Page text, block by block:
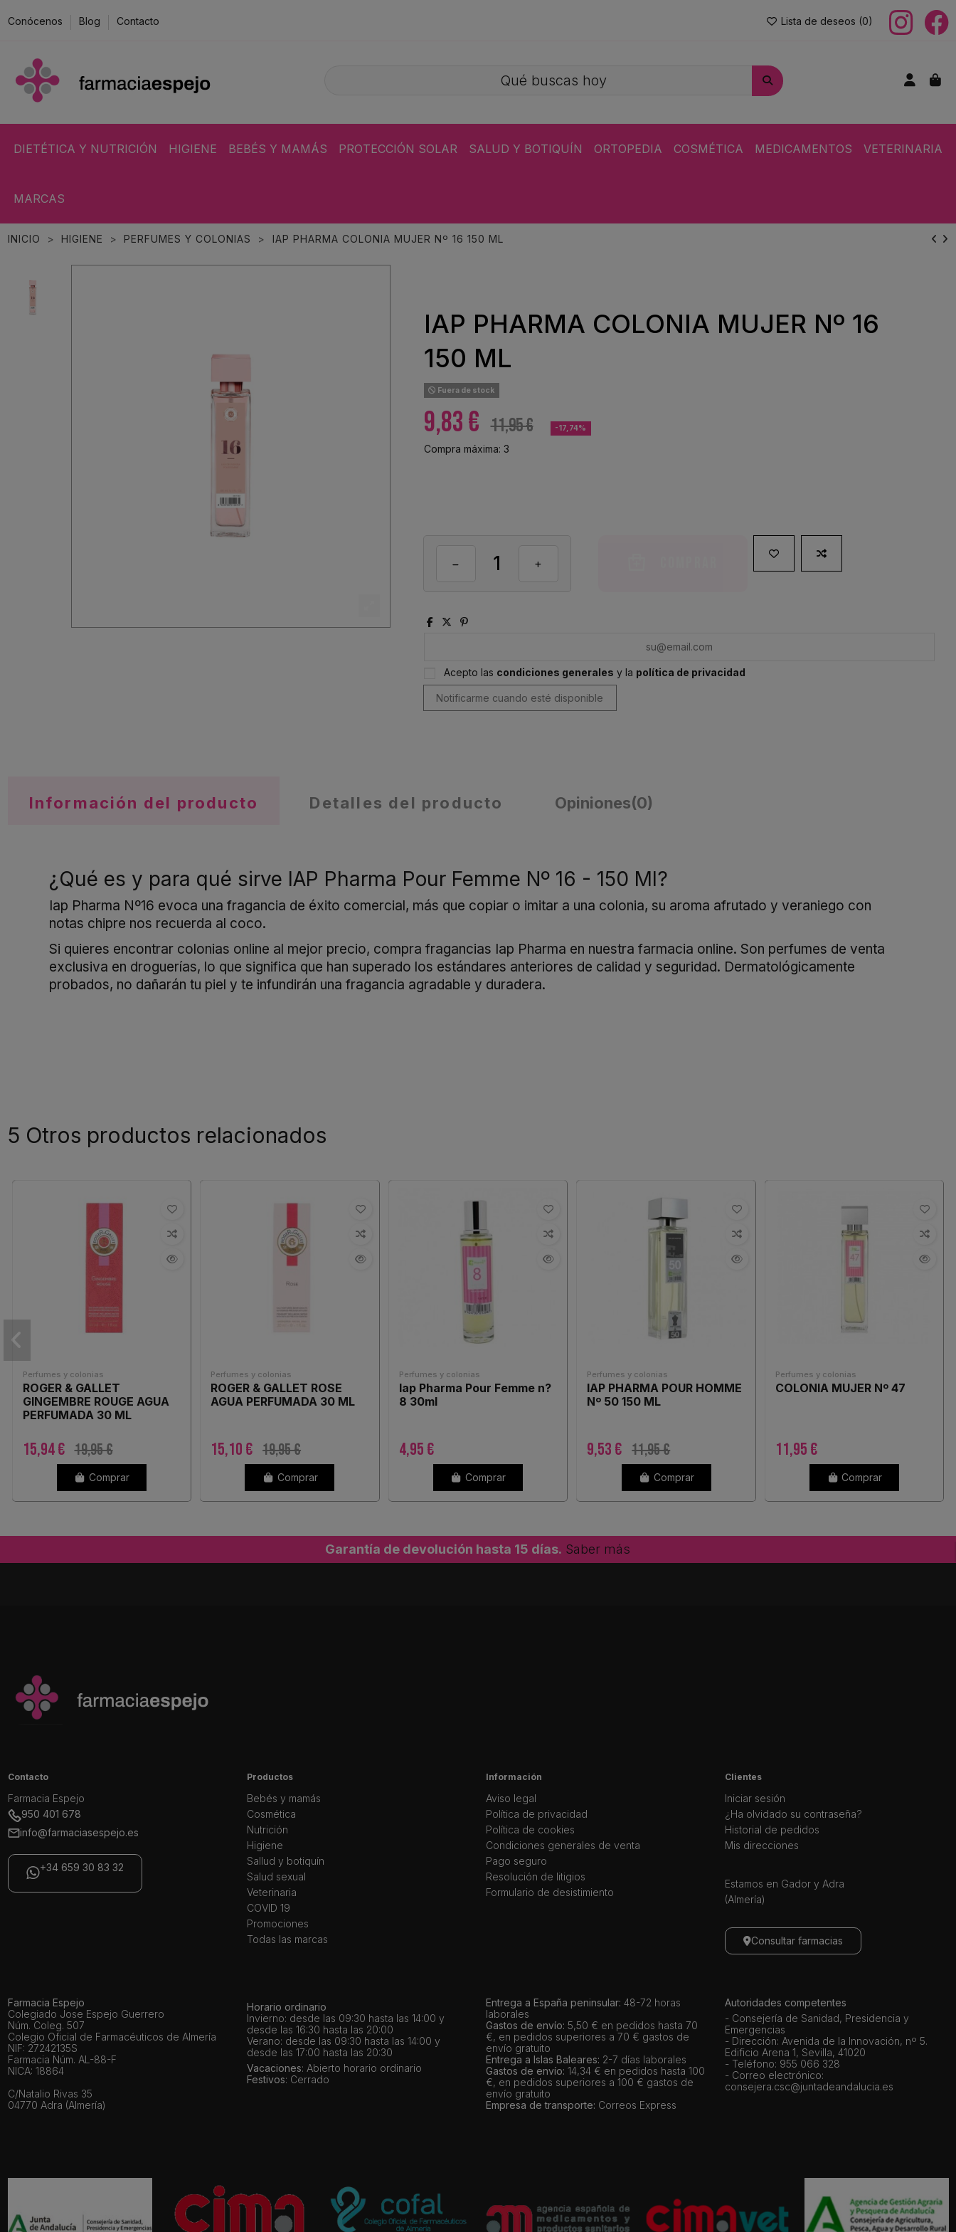
Conócenos Blog Contacto Lista de deseos (0)
DIETÉTICA Y NUTRICIÓN HIGIENE BEBÉS Y MAMÁS PROTECCIÓN SOLAR SALUD Y BOTIQUÍN ORTOPEDIA COSMÉTICA MEDICAMENTOS VETERINARIA
MARCAS
INICIO HIGIENE PERFUMES Y COLONIAS IAP PHARMA COLONIA MUJER Nº 16 150 ML
IAP PHARMA COLONIA MUJER Nº 16
150 ML
Fuera de stock
9,83 € 11,95 € -17,74%
Compra máxima: 3
Acepto las condiciones generales y la política de privacidad
Información del producto Detalles del producto Opiniones(0)
¿Qué es y para qué sirve IAP Pharma Pour Femme Nº 16 - 150 Ml?
Iap Pharma Nº16 evoca una fragancia de éxito comercial, más que copiar o imitar a una colonia, su aroma afrutado y veraniego con
notas chipre nos recuerda al coco.
Si quieres encontrar colonias online al mejor precio, compra fragancias Iap Pharma en nuestra farmacia online. Son perfumes de venta
exclusiva en droguerías, lo que significa que han superado los estándares anteriores de calidad y seguridad. Dermatológicamente
probados, no dañarán tu piel y te infundirán una fragancia agradable y duradera.
5 Otros productos relacionados
Perfumes y colonias
ROGER & GALLET
GINGEMBRE ROUGE AGUA
PERFUMADA 30 ML
15,94 € 19,95 €
Comprar
Perfumes y colonias
ROGER & GALLET ROSE
AGUA PERFUMADA 30 ML
15,10 € 19,95 €
Comprar
Perfumes y colonias
Iap Pharma Pour Femme n?
8 30ml
4,95 €
Comprar
Perfumes y colonias
IAP PHARMA POUR HOMME
Nº 50 150 ML
9,53 € 11,95 €
Comprar
Perfumes y colonias
COLONIA MUJER Nº 47
11,95 €
Comprar
Garantía de devolución hasta 15 días. Saber más
Contacto
Farmacia Espejo
950 401 678
info@farmaciasespejo.es
+34 659 30 83 32
Productos
Bebés y mamás
Cosmética
Nutrición
Higiene
Sallud y botiquín
Salud sexual
Veterinaria
COVID 19
Promociones
Todas las marcas
Información
Aviso legal
Política de privacidad
Política de cookies
Condiciones generales de venta
Pago seguro
Resolución de litigios
Formulario de desistimiento
Clientes
Iniciar sesión
¿Ha olvidado su contraseña?
Historial de pedidos
Mis direcciones
Estamos en Gador y Adra
(Almería)
Consultar farmacias
Farmacia Espejo
Colegiado Jose Espejo Guerrero
Núm. Coleg. 507
Colegio Oficial de Farmacéuticos de Almería
NIF: 27242135S
Farmacia Núm. AL-88-F
NICA: 18864
C/Natalio Rivas 35
04770 Adra (Almería)
Horario ordinario
Invierno: desde las 09:30 hasta las 14:00 y
desde las 16:30 hasta las 20:00
Verano: desde las 09:30 hasta las 14:00 y
desde las 17:00 hasta las 20:30
Vacaciones: Abierto horario ordinario
Festivos: Cerrado
Entrega a España peninsular: 48-72 horas
laborales
Gastos de envío: 5,50 € en pedidos hasta 70
€, en pedidos superiores a 70 € gastos de
envío gratuito
Entrega a Islas Baleares: 2-7 días laborales
Gastos de envío: 14,34 € en pedidos hasta 100
€, en pedidos superiores a 100 € gastos de
envío gratuito
Empresa de transporte: Correos Express
Autoridades competentes
- Consejería de Sanidad, Presidencia y
Emergencias
- Dirección: Avenida de la Innovación, nº 5.
Edificio Arena 1, Sevilla, 41020
- Teléfono: 955 066 328
- Correo electrónico:
consejera.csc@juntadeandalucia.es